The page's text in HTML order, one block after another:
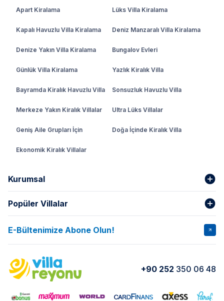
Apart Kiralama Lüks Villa Kiralama
Kapalı Havuzlu Villa Kiralama Deniz Manzaralı Villa Kiralama
Denize Yakın Villa Kiralama Bungalov Evleri
Günlük Villa Kiralama Yazlık Kiralık Villa
Bayramda Kiralık Havuzlu Villa Sonsuzluk Havuzlu Villa
Merkeze Yakın Kiralık Villalar Ultra Lüks Villalar
Geniş Aile Grupları İçin Doğa İçinde Kiralık Villa
Ekonomik Kiralık Villalar
Kurumsal
Hakkımızda
İptal Şartları Banka Hesapları
Kurumsal Blog
Yorumlar Nasıl Kiralarım
Popüler Villalar
VİLLA SALKIM VİLLA SLAY 1
VİLLA OLENNA 1 VİLLA MERT
E-Bültenimize Abone Olun!
+90 252 350 06 48